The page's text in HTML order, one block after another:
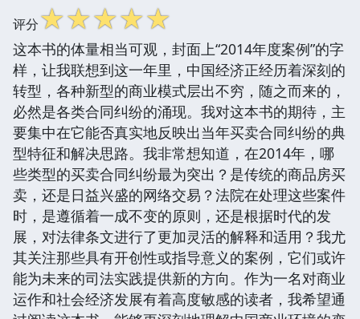
评分☆☆☆☆☆
这本书的体量相当可观，封面上“2014年度案例”的字
样，让我联想到这一年里，中国经济正经历着深刻的
转型，各种新型的商业模式层出不穷，随之而来的，
必然是各类合同纠纷的涌现。我对这本书的期待，主
要集中在它能否真实地反映出当年买卖合同纠纷的典
型特征和解决思路。我非常想知道，在2014年，哪
些类型的买卖合同纠纷最为突出？是传统的商品房买
卖，还是日益兴盛的网络交易？法院在处理这些案件
时，是遵循着一成不变的原则，还是根据时代的发
展，对法律条文进行了更加灵活的解释和适用？我尤
其关注那些具有开创性或指导意义的案例，它们或许
能为未来的司法实践提供新的方向。作为一名对商业
运作和社会经济发展有着高度敏感的读者，我希望通